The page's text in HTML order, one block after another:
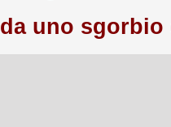
da uno sgorbio